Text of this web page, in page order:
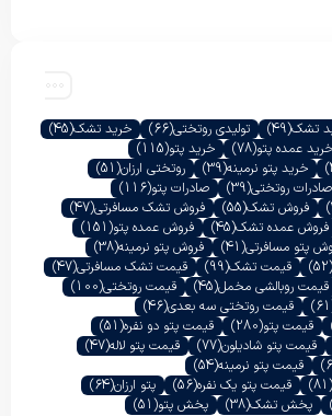
تشک(49) تولیدی روتختی(66) خرید تشک(45)
خرید عمده پتو(78) خرید پتو(115)
خرید پتو نرمینه(39) روتختی ارزان(51)
صادرات روتختی(39) صادرات پتو(116)
فروش تشک(55) فروش تشک مسافرتی(47)
فروش عمده تشک(45) فروش عمده پتو(151)
پتو مسافرتی(41) فروش پتو نرمینه(38)
(52) قیمت تشک(99) قیمت تشک مسافرتی(47)
قیمت روبالشی مخمل(45) قیمت روتختی(100)
قیمت روتختی سه بعدی(46)
قیمت پتو(280) قیمت پتو دو نفره(51)
قیمت پتو شادیلون(77) قیمت پتو لاله(47)
قیمت پتو نرمینه(54)
(81) قیمت پتو یک نفره(56) پتو ارزان(64)
پخش تشک(38) پخش پتو(51)